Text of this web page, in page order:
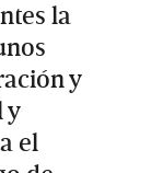
la
y
y
el